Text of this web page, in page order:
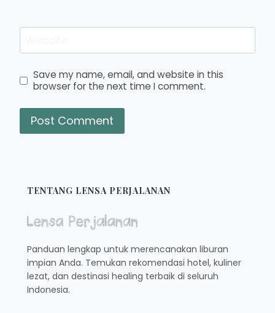
Save my name, email, and website in this
browser for the next time I comment.
TENTANG LENSA PERJALANAN
Panduan lengkap untuk merencanakan liburan
impian Anda. Temukan rekomendasi hotel, kuliner
lezat, dan destinasi healing terbaik di seluruh
Indonesia.